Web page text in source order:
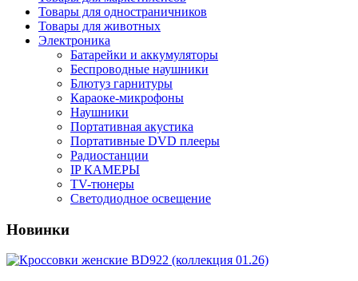
Товары для одностраничников
Товары для животных
Электроника
Батарейки и аккумуляторы
Беспроводные наушники
Блютуз гарнитуры
Караоке-микрофоны
Наушники
Портативная акустика
Портативные DVD плееры
Радиостанции
IP КАМЕРЫ
TV-тюнеры
Светодиодное освещение
Новинки